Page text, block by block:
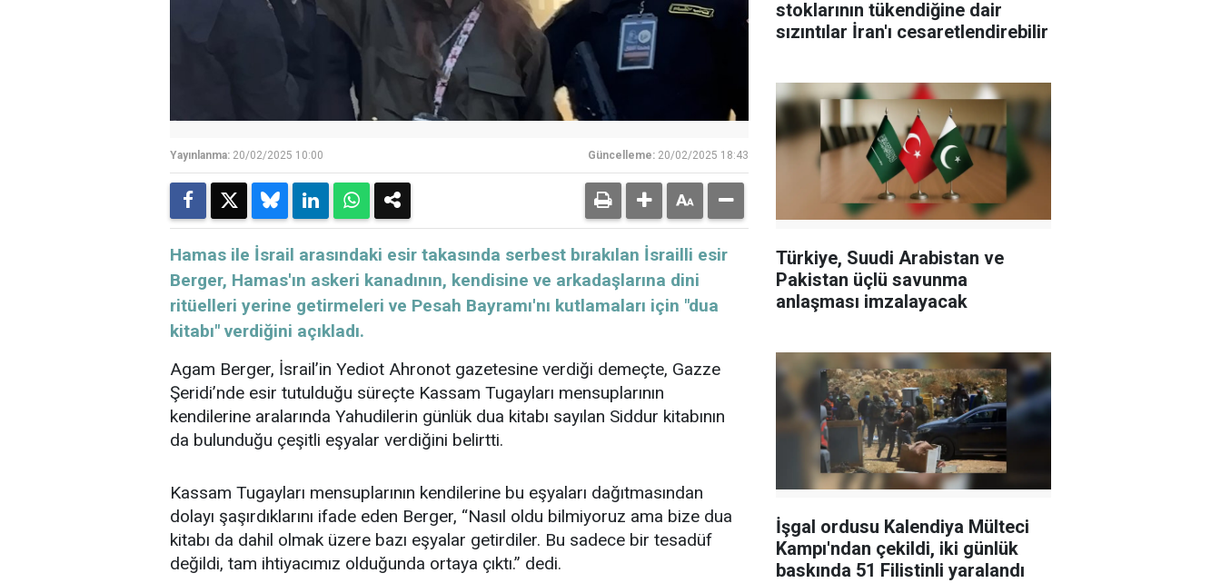
Yayınlanma: 20/02/2025 10:00 Güncelleme: 20/02/2025 18:43
Hamas ile İsrail arasındaki esir takasında serbest bırakılan İsrailli esir
Berger, Hamas'ın askeri kanadının, kendisine ve arkadaşlarına dini
ritüelleri yerine getirmeleri ve Pesah Bayramı'nı kutlamaları için "dua
kitabı" verdiğini açıkladı.
Agam Berger, İsrail’in Yediot Ahronot gazetesine verdiği demeçte, Gazze
Şeridi’nde esir tutulduğu süreçte Kassam Tugayları mensuplarının
kendilerine aralarında Yahudilerin günlük dua kitabı sayılan Siddur kitabının
da bulunduğu çeşitli eşyalar verdiğini belirtti.
Kassam Tugayları mensuplarının kendilerine bu eşyaları dağıtmasından
dolayı şaşırdıklarını ifade eden Berger, “Nasıl oldu bilmiyoruz ama bize dua
kitabı da dahil olmak üzere bazı eşyalar getirdiler. Bu sadece bir tesadüf
değildi, tam ihtiyacımız olduğunda ortaya çıktı.” dedi.
stoklarının tükendiğine dair
sızıntılar İran'ı cesaretlendirebilir
Türkiye, Suudi Arabistan ve
Pakistan üçlü savunma
anlaşması imzalayacak
İşgal ordusu Kalendiya Mülteci
Kampı'ndan çekildi, iki günlük
baskında 51 Filistinli yaralandı